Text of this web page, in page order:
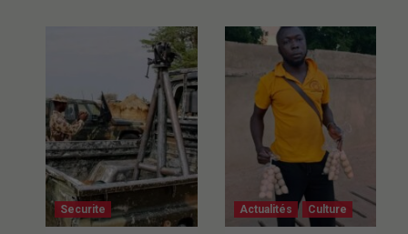
Securite Actualités Culture